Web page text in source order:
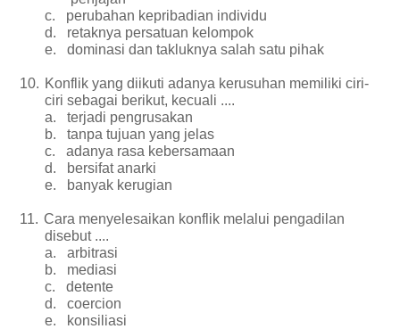
c.
perubahan kepribadian individu
d.
retaknya persatuan kelompok
e.
dominasi dan takluknya salah satu pihak
10. Konflik yang diikuti adanya kerusuhan memiliki ciri-
ciri sebagai berikut, kecuali ....
a.
terjadi pengrusakan
b.
tanpa tujuan yang jelas
c.
adanya rasa kebersamaan
d.
bersifat anarki
e.
banyak kerugian
11. Cara menyelesaikan konflik melalui pengadilan
disebut ....
a.
arbitrasi
b.
mediasi
c.
detente
d.
coercion
e.
konsiliasi